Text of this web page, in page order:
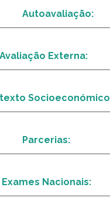
Autoavaliação:
Avaliação Externa:
Socioeconómico
Parcerias:
Exames Nacionais: